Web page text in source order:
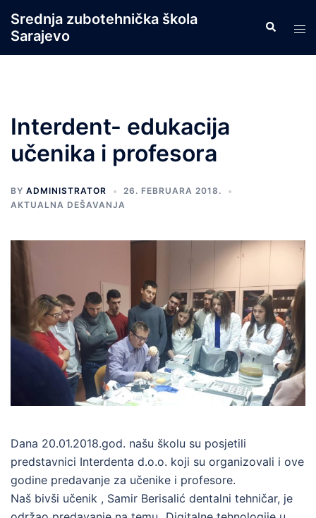
content
Srednja zubotehnička škola
Sarajevo
Search
Interdent- edukacija
učenika i profesora
BY ADMINISTRATOR
26. FEBRUARA 2018.
AKTUALNA DEŠAVANJA
Dana 20.01.2018.god. našu školu su posjetili
predstavnici Interdenta d.o.o. koji su organizovali i ove
godine predavanje za učenike i profesore.
Naš bivši učenik , Samir Berisalić dentalni tehničar, je